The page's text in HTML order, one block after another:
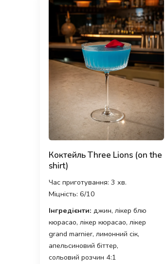
Коктейль Three Lions (on the
shirt)
Час приготування: 3 хв.
Міцність: 6/10
Інгредієнти: джин, лікер блю
кюрасао, лікер кюрасао, лікер
grand marnier, лимонний сік,
апельсиновий біттер,
сольовий розчин 4:1